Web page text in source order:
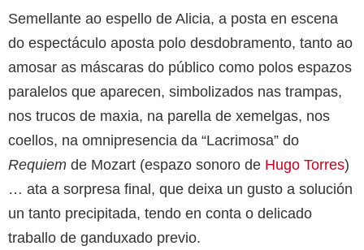
Semellante ao espello de Alicia, a posta en escena
do espectáculo aposta polo desdobramento, tanto ao
amosar as máscaras do público como polos espazos
paralelos que aparecen, simbolizados nas trampas,
nos trucos de maxia, na parella de xemelgas, nos
coellos, na omnipresencia da “Lacrimosa” do
Requiem de Mozart (espazo sonoro de Hugo Torres)
… ata a sorpresa final, que deixa un gusto a solución
un tanto precipitada, tendo en conta o delicado
traballo de ganduxado previo.